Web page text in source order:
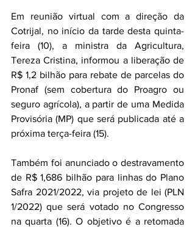
Em reunião virtual com a direção da
Cotrijal, no início da tarde desta quinta-
feira (10), a ministra da Agricultura,
Tereza Cristina, informou a liberação de
R$ 1,2 bilhão para rebate de parcelas do
Pronaf (sem cobertura do Proagro ou
seguro agrícola), a partir de uma Medida
Provisória (MP) que será publicada até a
próxima terça-feira (15).
Também foi anunciado o destravamento
de R$ 1,686 bilhão para linhas do Plano
Safra 2021/2022, via projeto de lei (PLN
1/2022) que será votado no Congresso
na quarta (16). O objetivo é a retomada